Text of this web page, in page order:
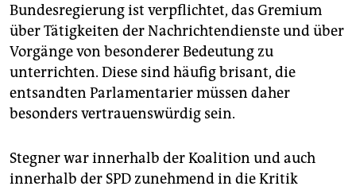
Bundesregierung ist verpflichtet, das Gremium
über Tätigkeiten der Nachrichtendienste und über
Vorgänge von besonderer Bedeutung zu
unterrichten. Diese sind häufig brisant, die
entsandten Parlamentarier müssen daher
besonders vertrauenswürdig sein.
Stegner war innerhalb der Koalition und auch
innerhalb der SPD zunehmend in die Kritik